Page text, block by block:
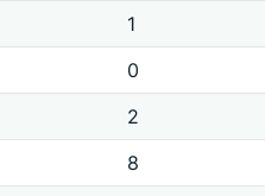
1
0
2
8